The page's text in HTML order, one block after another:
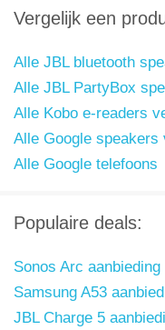
Vergelijk een
Alle JBL bluetooth
Alle JBL PartyBox
Alle Kobo e-readers
Alle Google speakers
Alle Google telefoons
Populaire deals:
Sonos Arc aanbieding
Samsung A53
JBL Charge 5